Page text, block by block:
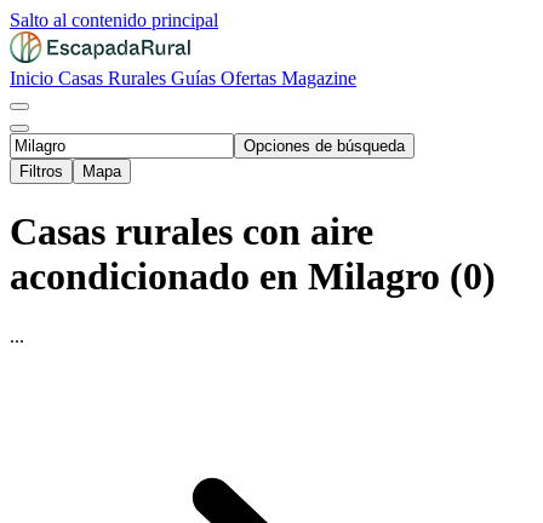
Salto al contenido principal
Inicio Casas Rurales Guías Ofertas Magazine
Opciones de búsqueda
Filtros
Mapa
Casas rurales con aire
acondicionado en Milagro (0)
...